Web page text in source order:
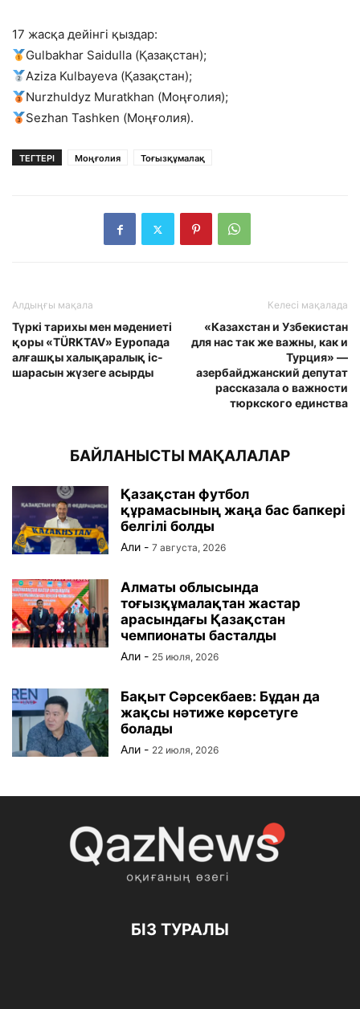
17 жасқа дейінгі қыздар:
Gulbakhar Saidulla (Қазақстан);
Aziza Kulbayeva (Қазақстан);
Nurzhuldyz Muratkhan (Моңғолия);
Sezhan Tashken (Моңғолия).
ТЕГТЕРІ Моңғолия Тоғызқұмалақ
Алдыңғы мақала
Түркі тарихы мен мәдениеті
қоры «TÜRKTAV» Еуропада
алғашқы халықаралық іс-
шарасын жүзеге асырды
Келесі мақалада
«Казахстан и Узбекистан
для нас так же важны, как и
Турция» —
азербайджанский депутат
рассказала о важности
тюркского единства
БАЙЛАНЫСТЫ МАҚАЛАЛАР
Қазақстан футбол
құрамасының жаңа бас бапкері
белгілі болды
Али - 7 августа, 2026
Алматы облысында
тоғызқұмалақтан жастар
арасындағы Қазақстан
чемпионаты басталды
Али - 25 июля, 2026
Бақыт Сәрсекбаев: Бұдан да
жақсы нәтиже көрсетуге
болады
Али - 22 июля, 2026
БІЗ ТУРАЛЫ